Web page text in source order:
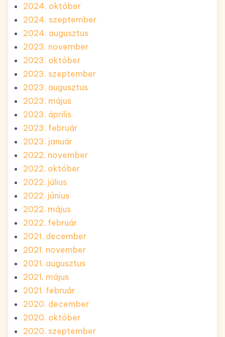
2024. október
2024. szeptember
2024. augusztus
2023. november
2023. október
2023. szeptember
2023. augusztus
2023. május
2023. április
2023. február
2023. január
2022. november
2022. október
2022. július
2022. június
2022. május
2022. február
2021. december
2021. november
2021. augusztus
2021. május
2021. február
2020. december
2020. október
2020. szeptember